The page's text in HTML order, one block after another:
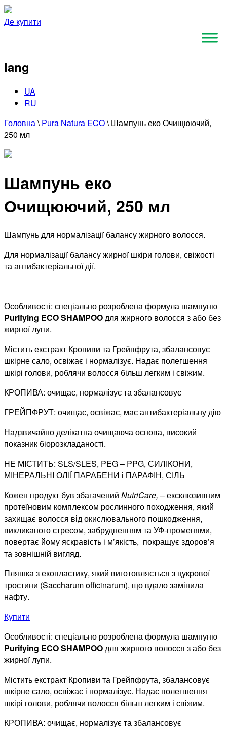
Де купити
lang
UA
RU
Головна\Pura Natura ECO\Шампунь еко Очищюючий,
250 мл
Шампунь еко
Очищюючий, 250 мл
Шампунь для нормалізації балансу жирного волосся.
Для нормалізації балансу жирної шкіри голови, свіжості
та антибактеріальної дії.
Особливості: спеціально розроблена формула шампуню
Purifying ECO SHAMPOOдля жирного волосся з або без
жирної лупи.
Містить екстракт Кропиви та Грейпфрута, збалансовує
шкірне сало, освіжає і нормалізує. Надає полегшення
шкірі голови, роблячи волосся більш легким і свіжим.
КРОПИВА: очищає, нормалізує та збалансовує
ГРЕЙПФРУТ: очищає, освіжає, має антибактеріальну дію
Надзвичайно делікатна очищаюча основа,​ високий
показник біорозкладаності​.
НЕ МІСТИТЬ:​ SLS/SLES, PEG – PPG, СИЛІКОНИ,
МІНЕРАЛЬНІ ОЛІЇ ПАРАБЕНИ і ПАРАФІН, СІЛЬ​
Кожен продукт був збагачений​ NutriCare, – ексклюзивним
протеїновим комплексом​ рослинного походження, який
захищає волосся від окислювального пошкодження,
викликаного стресом, забрудненням та УФ-променями,
повертає йому яскравість і м’якість, покращує здоров’я
та зовнішній вигляд.
Пляшка зекопластику, який виготовляється з цукрової
тростини (Saccharumofficinarum), що вдало замінила
нафту.
Купити
Особливості: спеціально розроблена формула шампуню
Purifying ECO SHAMPOOдля жирного волосся з або без
жирної лупи.
Містить екстракт Кропиви та Грейпфрута, збалансовує
шкірне сало, освіжає і нормалізує. Надає полегшення
шкірі голови, роблячи волосся більш легким і свіжим.
КРОПИВА: очищає, нормалізує та збалансовує